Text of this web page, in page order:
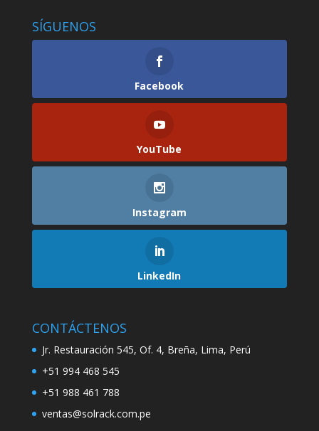
SÍGUENOS
Facebook
YouTube
Instagram
LinkedIn
CONTÁCTENOS
Jr. Restauración 545, Of. 4, Breña, Lima, Perú
+51 994 468 545
+51 988 461 788
ventas@solrack.com.pe